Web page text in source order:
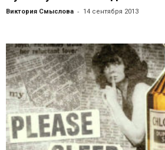
Виктория Смыслова - 14 сентября 2013